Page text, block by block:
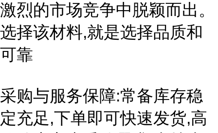
激烈的市场竞争中脱颖而出。
选择该材料,就是选择品质和
可靠
采购与服务保障:常备库存稳
定充足,下单即可快速发货,高